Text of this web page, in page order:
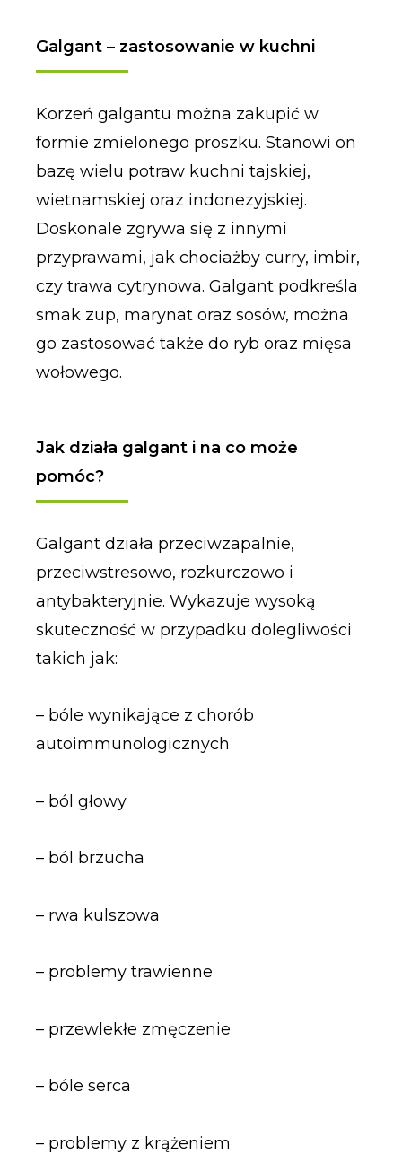
Galgant – zastosowanie w kuchni
Korzeń galgantu można zakupić w
formie zmielonego proszku. Stanowi on
bazę wielu potraw kuchni tajskiej,
wietnamskiej oraz indonezyjskiej.
Doskonale zgrywa się z innymi
przyprawami, jak chociażby curry, imbir,
czy trawa cytrynowa. Galgant podkreśla
smak zup, marynat oraz sosów, można
go zastosować także do ryb oraz mięsa
wołowego.
Jak działa galgant i na co może
pomóc?
Galgant działa przeciwzapalnie,
przeciwstresowo, rozkurczowo i
antybakteryjnie. Wykazuje wysoką
skuteczność w przypadku dolegliwości
takich jak:
– bóle wynikające z chorób
autoimmunologicznych
– ból głowy
– ból brzucha
– rwa kulszowa
– problemy trawienne
– przewlekłe zmęczenie
– bóle serca
– problemy z krążeniem